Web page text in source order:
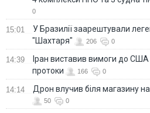
0
15:01
У Бразилії заарештували
"Шахтаря"
206 0
14:39
Іран виставив вимоги до
протоки
166 0
14:14 Дрон влучив біля магазину на
50 0